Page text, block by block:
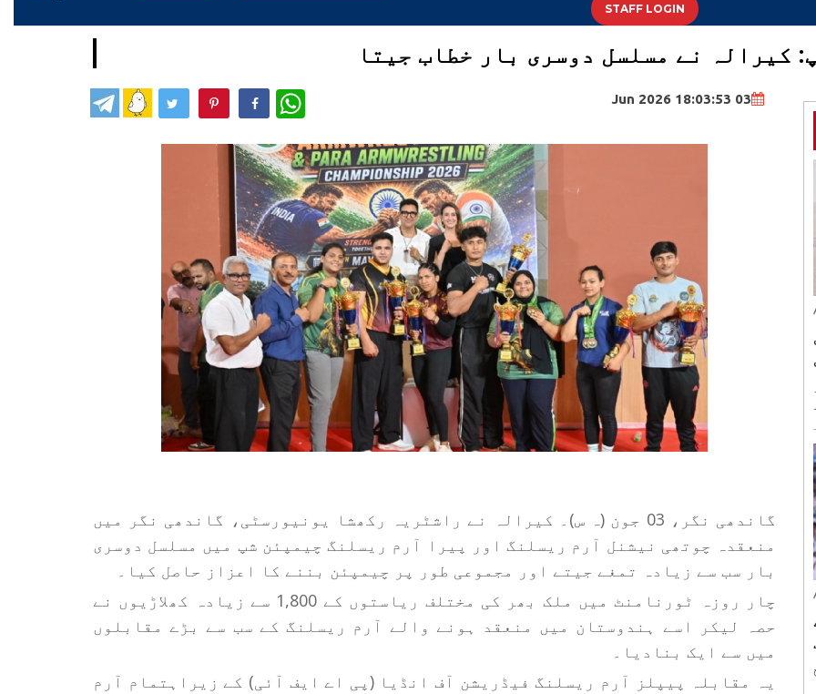
STAFF LOGIN
کیرالہ نے مسلسل دوسری بار خطاب جیتا
03 Jun 2026 18:03:53
WhatsApp
گاندھی نگر، 03 جون (ہ س)۔ کیرالہ نے راشٹریہ رکھشا یونیورسٹی، گاندھی نگر میں
منعقدہ چوتھی نیشنل آرم ریسلنگ اور پیرا آرم ریسلنگ چیمپئن شپ میں مسلسل دوسری
بار سب سے زیادہ تمغے جیتے اور مجموعی طور پر چیمپئن بننے کا اعزاز حاصل کیا۔
چار روزہ ٹورنامنٹ میں ملک بھر کی مختلف ریاستوں کے 1,800 سے زیادہ کھلاڑیوں نے
حصہ لیکر اسے ہندوستان میں منعقد ہونے والے آرم ریسلنگ کے سب سے بڑے مقابلوں
میں سے ایک بنادیا۔
یہ مقابلہ پیپلز آرم ریسلنگ فیڈریشن آف انڈیا (پی اے ایف آئی) کے زیراہتمام آرم